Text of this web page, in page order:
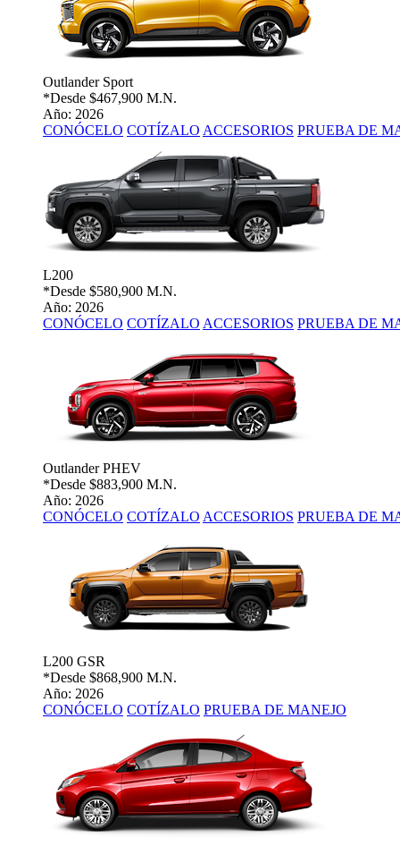
Outlander Sport
*Desde $467,900 M.N.
Año: 2026
CONÓCELO COTÍZALO ACCESORIOS PRUEBA DE
L200
*Desde $580,900 M.N.
Año: 2026
CONÓCELO COTÍZALO ACCESORIOS PRUEBA DE
Outlander PHEV
*Desde $883,900 M.N.
Año: 2026
CONÓCELO COTÍZALO ACCESORIOS PRUEBA DE
L200 GSR
*Desde $868,900 M.N.
Año: 2026
CONÓCELO COTÍZALO PRUEBA DE MANEJO